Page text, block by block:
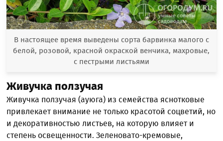
В настоящее время выведены сорта барвинка малого с
белой, розовой, красной окраской венчика, махровые,
с пестрыми листьями
Живучка ползучая
Живучка ползучая (ауюга) из семейства яснотковые
привлекает внимание не только красотой соцветий, но
и декоративностью листьев, на которую влияет и
степень освещенности. Зеленовато-кремовые,